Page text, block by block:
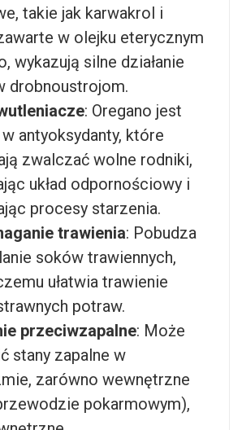
takie jak karwakrol i
w olejku eterycznym
wykazują silne działanie
drobnoustrojom.
: Oregano jest
antyoksydanty, które
zwalczać wolne rodniki,
układ odpornościowy i
procesy starzenia.
trawienia: Pobudza
soków trawiennych,
ułatwia trawienie
potraw.
przeciwzapalne: Może
stany zapalne w
zarówno wewnętrzne
pokarmowym),